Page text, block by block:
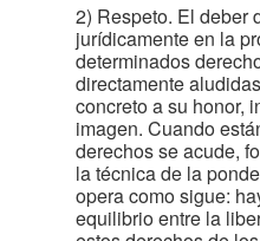
2) Respeto. El deber
jurídicamente en la
determinados
directamente
concreto a su honor,
imagen. Cuando
derechos se acude,
la técnica de la
opera como sigue:
equilibrio entre la